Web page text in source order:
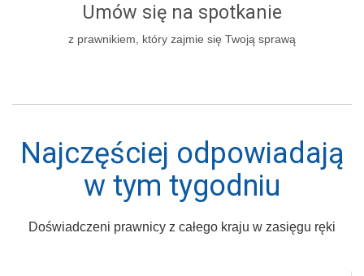
Umów się na spotkanie
z prawnikiem, który zajmie się Twoją sprawą
Najczęściej odpowiadają
w tym tygodniu
Doświadczeni prawnicy z całego kraju w zasięgu ręki